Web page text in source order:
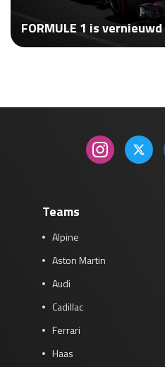
GP MEXICO 2026
Kwalificatie
Race
Race
FORMULE 1 is
Teams
Alpine
Aston Martin
Audi
Cadillac
Ferrari
Haas